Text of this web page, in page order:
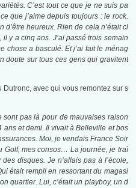
C’est tout ce que je ne suis pa
que j’aime depuis toujours : le rock.
d’être heureux. Rien de cela n’était cl
y a cinq ans. J’ai passé trois semain
chose a basculé. Et j’ai fait le ménag
doute sur tous ces gens qui gravitent
avec qui vous remontez sur s
sont pas là pour de mauvaises raison
ans et demi. Il vivait à Belleville et bos
Moi, je vendais France Soir
Golf, mes consos… La journée, je traî
disques. Je n’allais pas à l’école,
était rempli en ressortant du magasi
quartier. Lui, c’était un playboy, un d